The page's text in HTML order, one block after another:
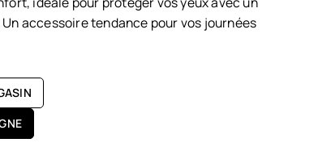
accessoire tendance pour vos journées